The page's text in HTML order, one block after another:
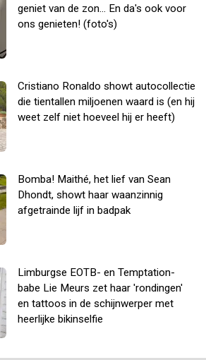
geniet van de zon... En da's ook voor
ons genieten! (foto's)
Cristiano Ronaldo showt autocollectie
die tientallen miljoenen waard is (en hij
weet zelf niet hoeveel hij er heeft)
Bomba! Maithé, het lief van Sean
Dhondt, showt haar waanzinnig
afgetrainde lijf in badpak
Limburgse EOTB- en Temptation-
babe Lie Meurs zet haar 'rondingen'
en tattoos in de schijnwerper met
heerlijke bikinselfie